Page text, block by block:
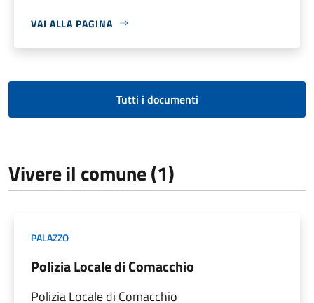
VAI ALLA PAGINA
Tutti i documenti
Vivere il comune (1)
PALAZZO
Polizia Locale di Comacchio
Polizia Locale di Comacchio